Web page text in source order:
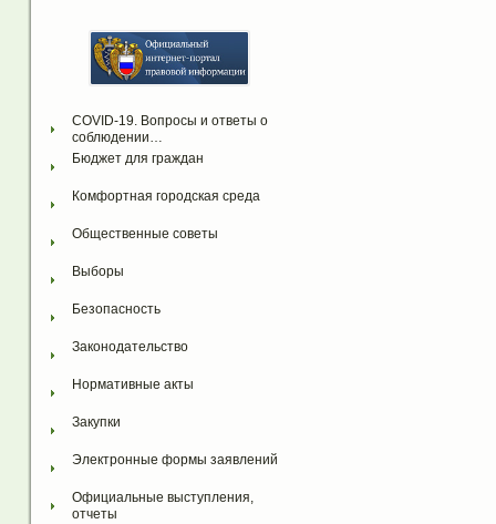
COVID-19. Вопросы и ответы о
соблюдении…
Бюджет для граждан
Комфортная городская среда
Общественные советы
Выборы
Безопасность
Законодательство
Нормативные акты
Закупки
Электронные формы заявлений
Официальные выступления,
отчеты